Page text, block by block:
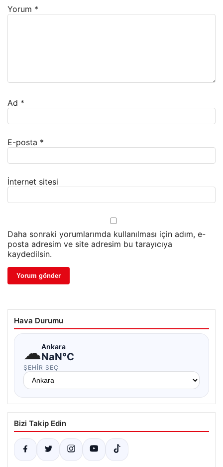
Yorum *
Ad *
E-posta *
İnternet sitesi
Daha sonraki yorumlarımda kullanılması için adım, e-
posta adresim ve site adresim bu tarayıcıya
kaydedilsin.
Hava Durumu
☁Ankara
NaN°C
ŞEHIR SEÇ
Bizi Takip Edin